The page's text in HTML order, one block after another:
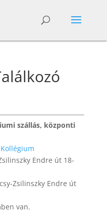
szállás, központi
Endre út 18-
Zsilinszky Endre út
van.